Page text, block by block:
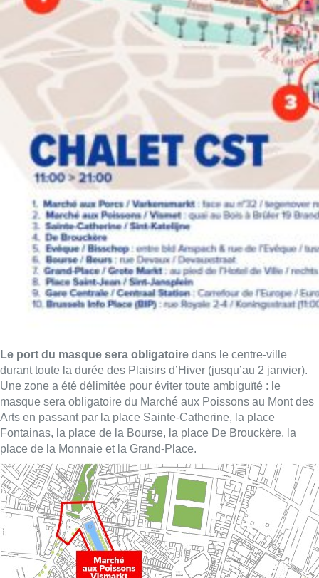
Le port du masque sera obligatoire dans le centre-ville
durant toute la durée des Plaisirs d’Hiver (jusqu’au 2 janvier).
Une zone a été délimitée pour éviter toute ambiguïté : le
masque sera obligatoire du Marché aux Poissons au Mont des
Arts en passant par la place Sainte-Catherine, la place
Fontainas, la place de la Bourse, la place De Brouckère, la
place de la Monnaie et la Grand-Place.